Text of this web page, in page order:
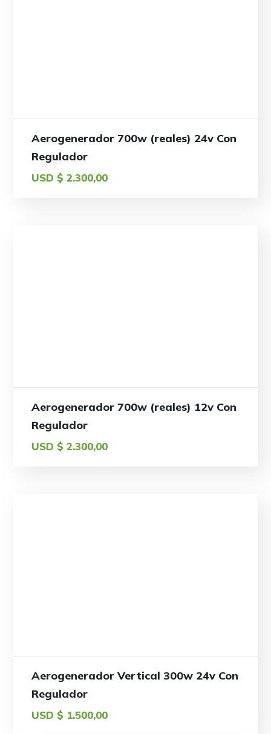
Aerogenerador 700w (reales) 24v Con
Regulador
USD $ 2.300,00
Aerogenerador 700w (reales) 12v Con
Regulador
USD $ 2.300,00
Aerogenerador Vertical 300w 24v Con
Regulador
USD $ 1.500,00